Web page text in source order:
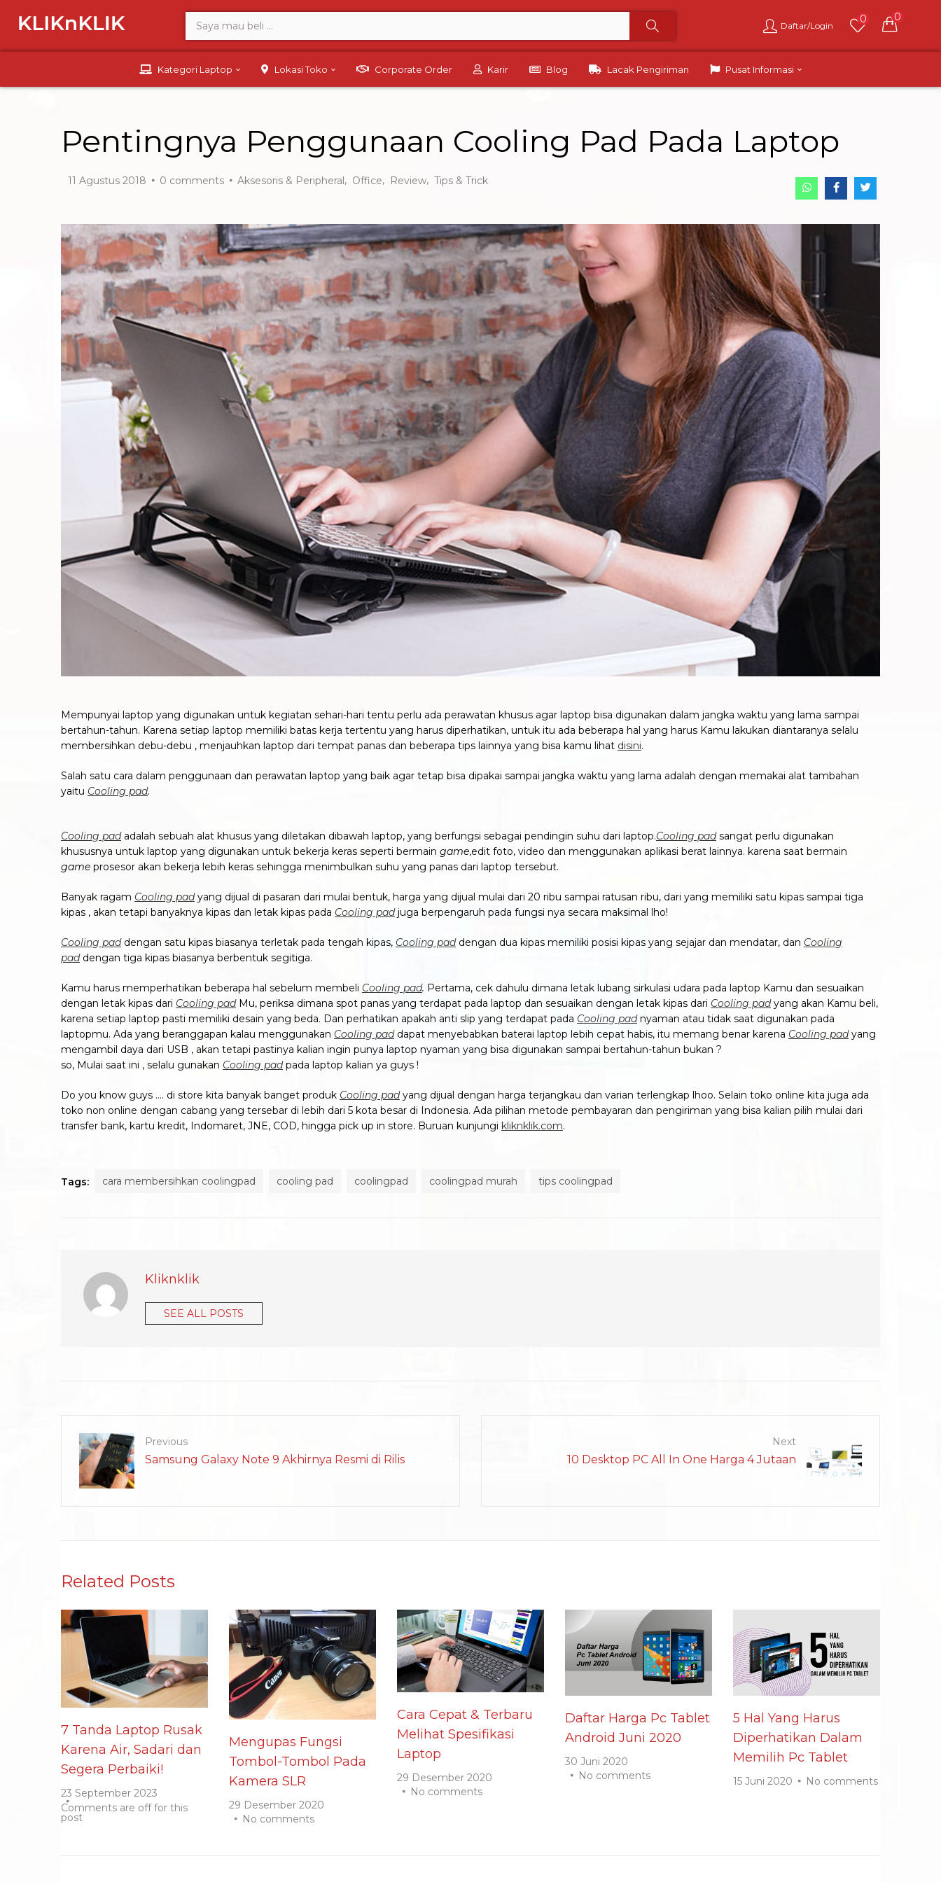
Daftar/Login
0 0
Kategori Laptop Lokasi Toko Corporate Order Karir Blog Lacak Pengiriman Pusat Informasi
Pentingnya Penggunaan Cooling Pad Pada Laptop
11 Agustus 2018 0 comments Aksesoris & Peripheral, Office, Review, Tips & Trick
Mempunyai laptop yang digunakan untuk kegiatan sehari-hari tentu perlu ada perawatan khusus agar laptop bisa digunakan dalam jangka waktu yang lama sampai
bertahun-tahun. Karena setiap laptop memiliki batas kerja tertentu yang harus diperhatikan, untuk itu ada beberapa hal yang harus Kamu lakukan diantaranya selalu
membersihkan debu-debu , menjauhkan laptop dari tempat panas dan beberapa tips lainnya yang bisa kamu lihat disini.
Salah satu cara dalam penggunaan dan perawatan laptop yang baik agar tetap bisa dipakai sampai jangka waktu yang lama adalah dengan memakai alat tambahan
yaitu Cooling pad.
Cooling pad adalah sebuah alat khusus yang diletakan dibawah laptop, yang berfungsi sebagai pendingin suhu dari laptop.Cooling pad sangat perlu digunakan
khususnya untuk laptop yang digunakan untuk bekerja keras seperti bermain game,edit foto, video dan menggunakan aplikasi berat lainnya. karena saat bermain
game prosesor akan bekerja lebih keras sehingga menimbulkan suhu yang panas dari laptop tersebut.
Banyak ragam Cooling padyang dijual di pasaran dari mulai bentuk, harga yang dijual mulai dari 20 ribu sampai ratusan ribu, dari yang memiliki satu kipas sampai tiga
kipas , akan tetapi banyaknya kipas dan letak kipas pada Cooling padjuga berpengaruh pada fungsi nya secara maksimal lho!
Cooling paddengan satu kipas biasanya terletak pada tengah kipas, Cooling paddengan dua kipas memiliki posisi kipas yang sejajar dan mendatar, dan Cooling
paddengan tiga kipas biasanya berbentuk segitiga.
Kamu harus memperhatikan beberapa hal sebelum membeli Cooling pad. Pertama, cek dahulu dimana letak lubang sirkulasi udara pada laptop Kamu dan sesuaikan
dengan letak kipas dari Cooling padMu, periksa dimana spot panas yang terdapat pada laptop dan sesuaikan dengan letak kipas dari Cooling padyang akan Kamu beli,
karena setiap laptop pasti memiliki desain yang beda. Dan perhatikan apakah anti slip yang terdapat pada Cooling pad nyaman atau tidak saat digunakan pada
laptopmu. Ada yang beranggapan kalau menggunakan Cooling paddapat menyebabkan baterai laptop lebih cepat habis, itu memang benar karena Cooling padyang
mengambil daya dari USB , akan tetapi pastinya kalian ingin punya laptop nyaman yang bisa digunakan sampai bertahun-tahun bukan ?
so, Mulai saat ini , selalu gunakan Cooling padpada laptop kalian ya guys !
Do you know guys …. di store kita banyak banget produk Cooling padyang dijual dengan harga terjangkau dan varian terlengkap lhoo. Selain toko online kita juga ada
toko non online dengan cabang yang tersebar di lebih dari 5 kota besar di Indonesia. Ada pilihan metode pembayaran dan pengiriman yang bisa kalian pilih mulai dari
transfer bank, kartu kredit, Indomaret, JNE, COD, hingga pick up in store. Buruan kunjungi kliknklik.com.
Tags: cara membersihkan coolingpad cooling pad coolingpad coolingpad murah tips coolingpad
Kliknklik
SEE ALL POSTS
Previous
Samsung Galaxy Note 9 Akhirnya Resmi di Rilis
Next
10 Desktop PC All In One Harga 4 Jutaan
Related Posts
7 Tanda Laptop Rusak
Karena Air, Sadari dan
Segera Perbaiki!
23 September 2023
Comments are off for this
post
Mengupas Fungsi
Tombol-Tombol Pada
Kamera SLR
29 Desember 2020
No comments
Cara Cepat & Terbaru
Melihat Spesifikasi
Laptop
29 Desember 2020
No comments
Daftar Harga Pc Tablet
Android Juni 2020
30 Juni 2020
No comments
5 Hal Yang Harus
Diperhatikan Dalam
Memilih Pc Tablet
15 Juni 2020 No comments